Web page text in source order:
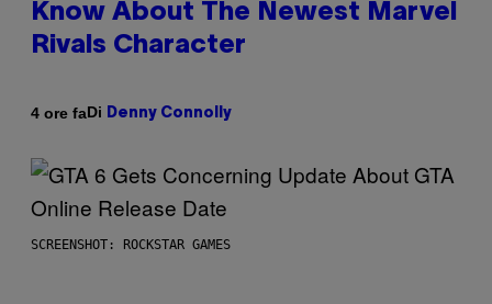
Know About The Newest Marvel
Rivals Character
4 ore faDi Denny Connolly
SCREENSHOT: ROCKSTAR GAMES